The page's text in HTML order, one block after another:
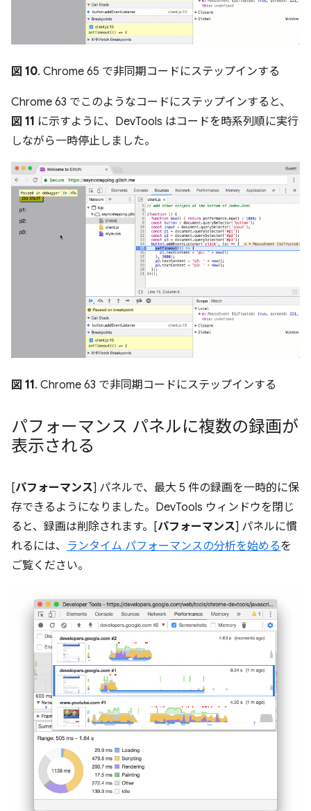
図 10. Chrome 65 で非同期コードにステップインする
Chrome 63 でこのようなコードにステップインすると、
図 11 に示すように、DevTools はコードを時系列順に実行
しながら一時停止しました。
図 11. Chrome 63 で非同期コードにステップインする
パフォーマンス パネルに複数の録画が
表示される
[パフォーマンス] パネルで、最大 5 件の録画を一時的に保
存できるようになりました。DevTools ウィンドウを閉じ
ると、録画は削除されます。[パフォーマンス] パネルに慣
れるには、 ランタイム パフォーマンスの分析を始めるを
ご覧ください。